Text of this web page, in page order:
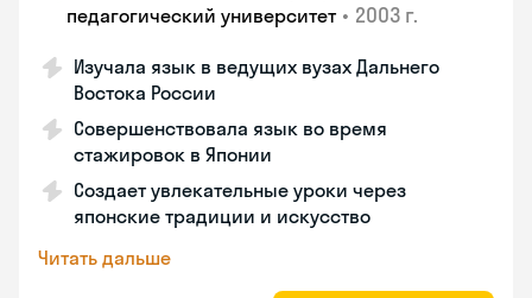
педагогический университет • 2003 г.
Изучала язык в ведущих вузах Дальнего
Востока России
Совершенствовала язык во время
стажировок в Японии
Создает увлекательные уроки через
японские традиции и искусство
Читать дальше